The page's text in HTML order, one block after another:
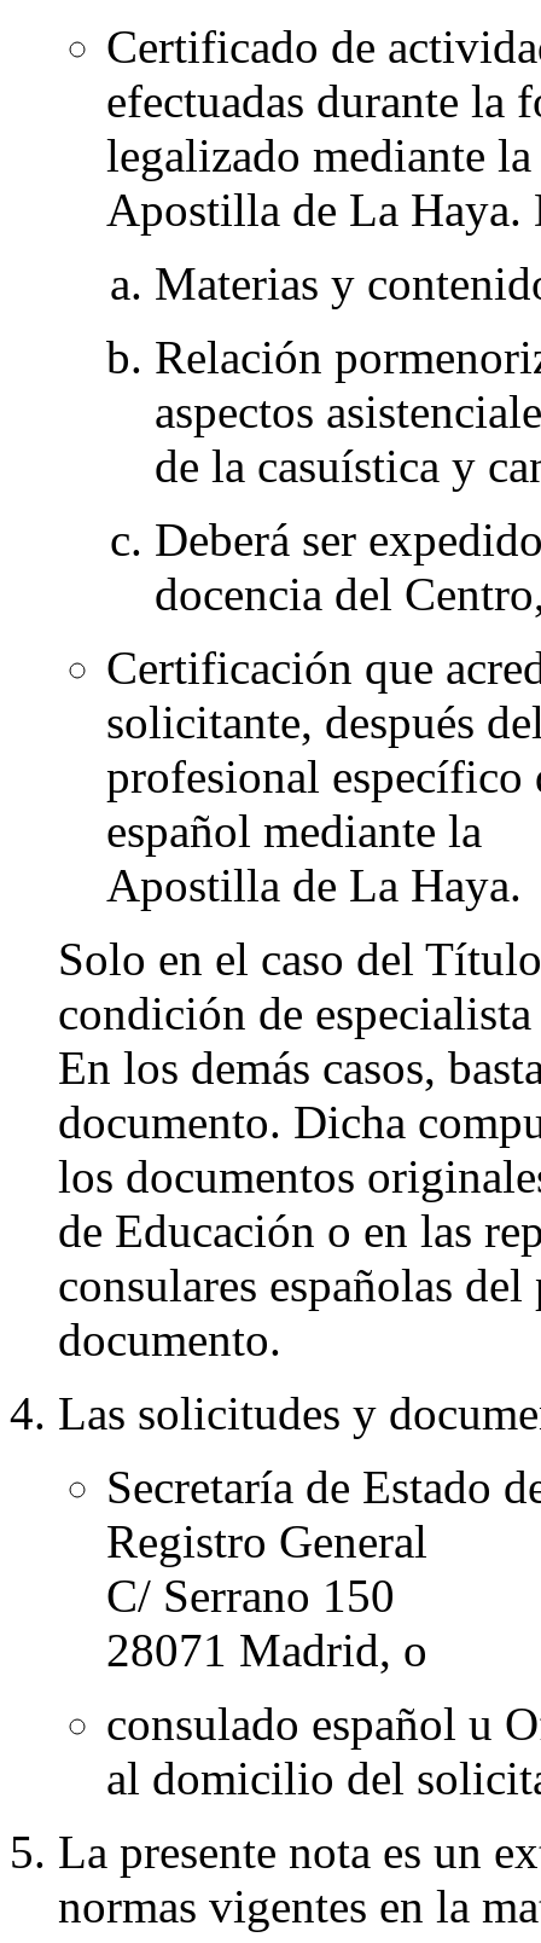
Certificado de
efectuadas durante la
legalizado mediante la
Apostilla de La Haya.
Materias y
Relación
aspectos
de la casuística y
Deberá ser
docencia del
Certificación que
solicitante, después
profesional específico
español mediante la
Apostilla de La Haya.
Solo en el caso del
condición de
En los demás casos,
documento. Dicha
los documentos
de Educación o en las
consulares españolas
documento.
Las solicitudes y
Secretaría de Estado
Registro General
C/ Serrano 150
28071 Madrid, o
consulado español u
al domicilio del
La presente nota es un
normas vigentes en la